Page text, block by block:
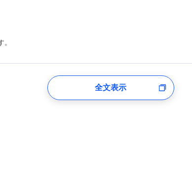
あるもしくは委託を受けている保険会社・提携会社の保険
に付帯、関連する当社および提携会社のサービスを案内、
全文表示